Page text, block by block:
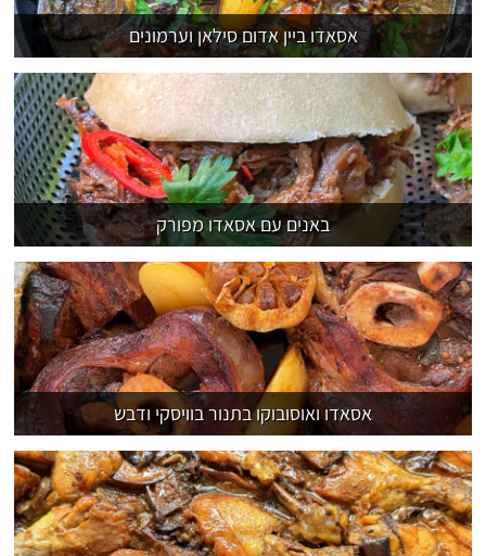
אסאדו ביין אדום סילאן וערמונים
באנים עם אסאדו מפורק
אסאדו ואוסובוקו בתנור בוויסקי ודבש